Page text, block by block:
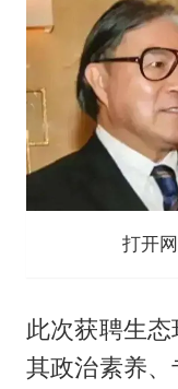
打开
此次获聘生
其政治素养